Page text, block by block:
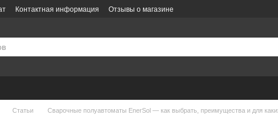
Контактная информация
Отзывы о магазине
Статьи Сварочные полуавтоматы EnerSol — как выбрать, преимущества и для